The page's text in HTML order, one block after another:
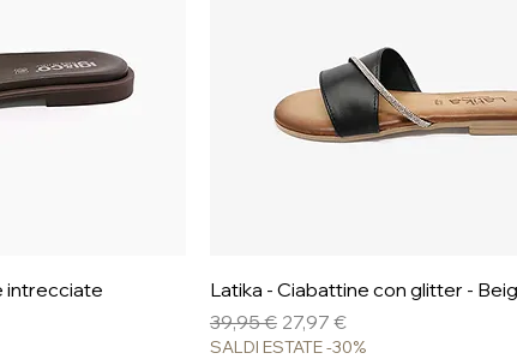
intrecciate
Vista rapida
Latika - Ciabattine con glitter -
Prezzo regolare
39,95 € Prezzo scontato
27,97 €
SALDI ESTATE -30%